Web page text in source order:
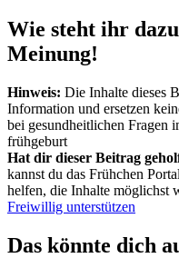
Wie steht ihr
Meinung!
Hinweis: Die Inhalte dieses
Information und ersetzen
bei gesundheitlichen Fragen
frühgeburt
Hat dir dieser Beitrag
kannst du das Frühchen
helfen, die Inhalte möglichst
Freiwillig unterstützen
Das könnte dich